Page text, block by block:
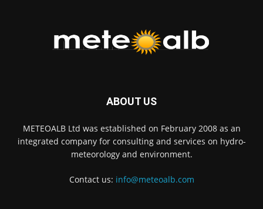
ABOUT US
METEOALB Ltd was established on February 2008 as an
integrated company for consulting and services on hydro-
meteorology and environment.
Contact us: info@meteoalb.com